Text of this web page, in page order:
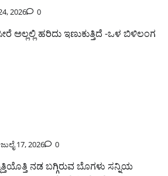
2026 0
ಅಲ್ಲಲ್ಲಿ ಹರಿದು ಇಣುಕುತ್ತಿದೆ -ಒಳ ಬಿಳಿಲಂಗ
ಜುಲೈ 17, 2026 0
ನಡ ಬಗ್ಗಿರುವ ಬೊಗಳು ಸನ್ನಿಯ